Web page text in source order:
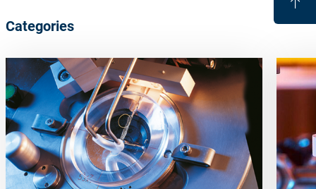
Lead and cadmium free
Block-pieces are re-usable
Packing unit
50 pcs/box
Categories